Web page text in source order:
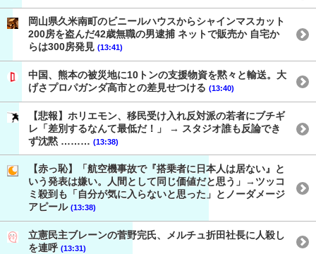
岡山県久米南町のビニールハウスからシャインマスカット
200房を盗んだ42歳無職の男逮捕 ネットで販売か 自宅か
らは300房発見 (13:41)
中国、熊本の被災地に10トンの支援物資を黙々と輸送。大
げさプロパガンダ高市との差見せつける (13:40)
【悲報】ホリエモン、移民受け入れ反対派の若者にブチギ
レ「差別するなんて最低だ！」 → スタジオ誰も反論でき
ず沈黙 ……… (13:38)
【赤っ恥】「航空機事故で『搭乗者に日本人は居ない』と
いう発表は嫌い。人間として同じ価値だと思う」→ツッコ
ミ殺到も「自分が気に入らないと思った」とノーダメージ
アピール (13:38)
立憲民主ブレーンの菅野完氏、メルチュ折田社長に人殺し
を連呼 (13:31)